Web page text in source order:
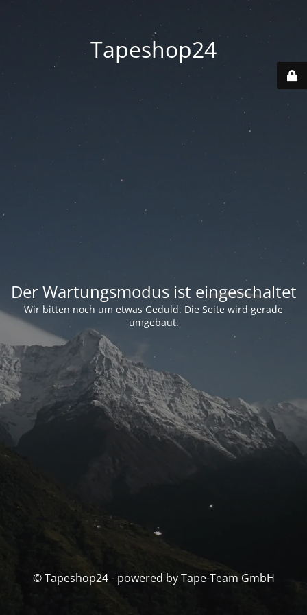
Tapeshop24
Der Wartungsmodus ist eingeschaltet
Wir bitten noch um etwas Geduld. Die Seite wird gerade
umgebaut.
© Tapeshop24 - powered by Tape-Team GmbH